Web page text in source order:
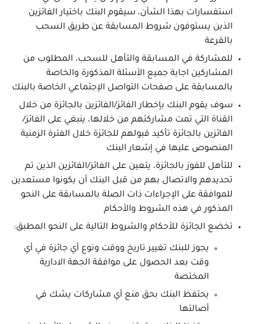
استفسارات بهذا الشأن، سيقوم البنك باختيار الفائزين
الذين يستوفون شروط المسابقة عن طريق السحب
بالقرعة
للمشاركة في المسابقة والتأهل للسحب، المطلوب من
المشاركين اجابة جميع الأسئلة المذكورة والخاصة
بالمسابقة على صفحات التواصل الإجتماعي الخاصة بالبنك
سوف يقوم البنك بإخطار الفائز/الفائزين بالجائزة من خلال
القناة التي تمت مشاركتهم من خلالها، ينبغي على الفائز/
الفائزين بالجائزة تأكيد قبولهم للجائزة خلال الفترة الزمنية
المنصوص عليها في إشعار البنك
للتأهل للفوز بالجائزة، يتعين على الفائز/الفائزين الذين تم
تحديدهم والاتصال بهم من قبل البنك أن يكونوا مستعدين
للموافقة على الإجراءات ذات الصلة بالمسابقة على النحو
المذكور في هذه الشروط والأحكام
تخضع الجائزة للأحكام والشروط التالية على النحو المطبق:
يجوز للبنك تغيير تاريخ ووقت ونوع أي جائزة في أي
وقت بعد الحصول على موافقة الجهة الادارية
المختصة
يحتفظ البنك بحق منع أي مشاركات يشك في
أصالتها